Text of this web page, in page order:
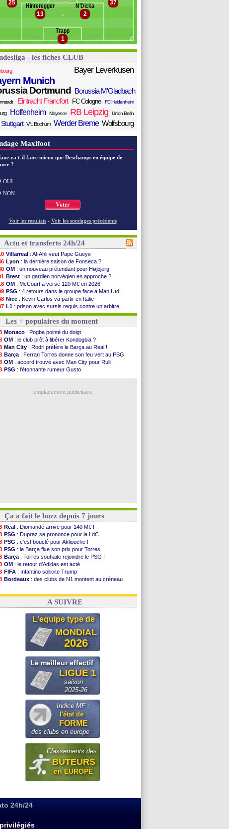
Lucas Melo
Gonçalo Paciência
1
Trapp
2
N'Dicka
13
Hinteregger 37
25
- les fiches CLUB
Bayer Leverkusen
Munich
Dortmund Borussia M'Gladbach
Eintracht Francfort FC Cologne FC Heidenheim
Hoffenheim Mayence RB Leipzig Union Berlin
VfL Bochum Werder Breme Wolfsbourg
Maxifoot
va t-il faire mieux que Deschamps en équipe de
?
OUI
NON
Voter
Voir les resultats - Voir les sondages précédents
Actu et transferts 24h/24
Villarreal : Al-Ahli veut Pape Gueye
Lyon : la dernière saison de Fonseca ?
OM : un nouveau prétendant pour Højbjerg
Brest : un gardien norvégien en approche ?
OM : McCourt a versé 120 M€ en 2026
PSG : 4 retours dans le groupe face à Man Utd ...
Nice : Kevin Carlos va partir en Italie
L1 : prison avec sursis requis contre un arbitre
Leganés: c'est signé pour Luca Zidane (off.)
Atletico: Ruggeri en route pour Aston Villa
Monaco: Filipe Luis soutient Biereth
Lyon: Mangala prêté à Getafe (officiel)
PSG: Nsoki va signer en Croatie
Arsenal : Naples vise Gabriel Jesus
Real: Mastantuono prêté à la Fiorentina (off.)
Man City : accord avec le Barça pour Rodri ?
Rennes: Haise a prolongé (officiel)
: Sion Oppong signe pour 4 ans (officiel)
Les + populaires du moment
Monaco : Pogba pointé du doigt
OM : le club prêt à libérer Kondogbia ?
Man City : Rodri préfère le Barça au Real !
Barça : Ferran Torres donne son feu vert au PSG
OM : accord trouvé avec Man City pour Rulli
PSG : l'étonnante rumeur Gusto
emplacement publicitaire
Ça a fait le buzz depuis 7 jours
Real : Diomandé arrive pour 140 M€ !
PSG : Dupraz se prononce pour la LdC
PSG : c'est bouclé pour Akliouche !
PSG : le Barça fixe son prix pour Torres
Barça : Torres souhaite rejoindre le PSG !
OM : le retour d'Adidas est acté
FIFA : Infantino sollicite Trump
Bordeaux : des clubs de N1 montent au créneau
Real: le démenti de Leipzig pour Diomandé
A SUIVRE
L'equipe type de
MONDIAL
2026
Le meilleur effectif
LIGUE 1
saison
2025-26
Indice MF :
l'état de
FORME
des clubs en europe
Classements des
BUTEURS
en EUROPE
24h/24